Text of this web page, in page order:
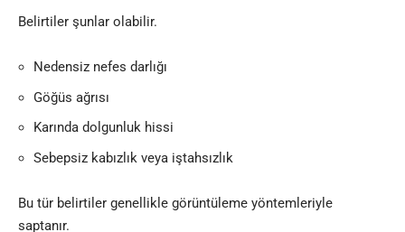
Belirtiler şunlar olabilir.
Nedensiz nefes darlığı
Göğüs ağrısı
Karında dolgunluk hissi
Sebepsiz kabızlık veya iştahsızlık
Bu tür belirtiler genellikle görüntüleme yöntemleriyle
saptanır.